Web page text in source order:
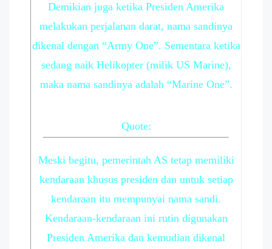
Demikian juga ketika Presiden Amerika
melakukan perjalanan darat, nama sandinya
dikenal dengan “Army One”. Sementara ketika
sedang naik Helikopter (milik US Marine),
maka nama sandinya adalah “Marine One”.
Quote:
Meski begitu, pemerintah AS tetap memiliki
kendaraan khusus presiden dan untuk setiap
kendaraan itu mempunyai nama sandi.
Kendaraan-kendaraan ini rutin digunakan
Presiden Amerika dan kemudian dikenal